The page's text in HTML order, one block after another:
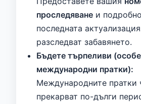
проследяване и
последната
разследват забавянето.
Бъдете търпеливи
международни пратки):
Международните пратки
прекарват по-дълги